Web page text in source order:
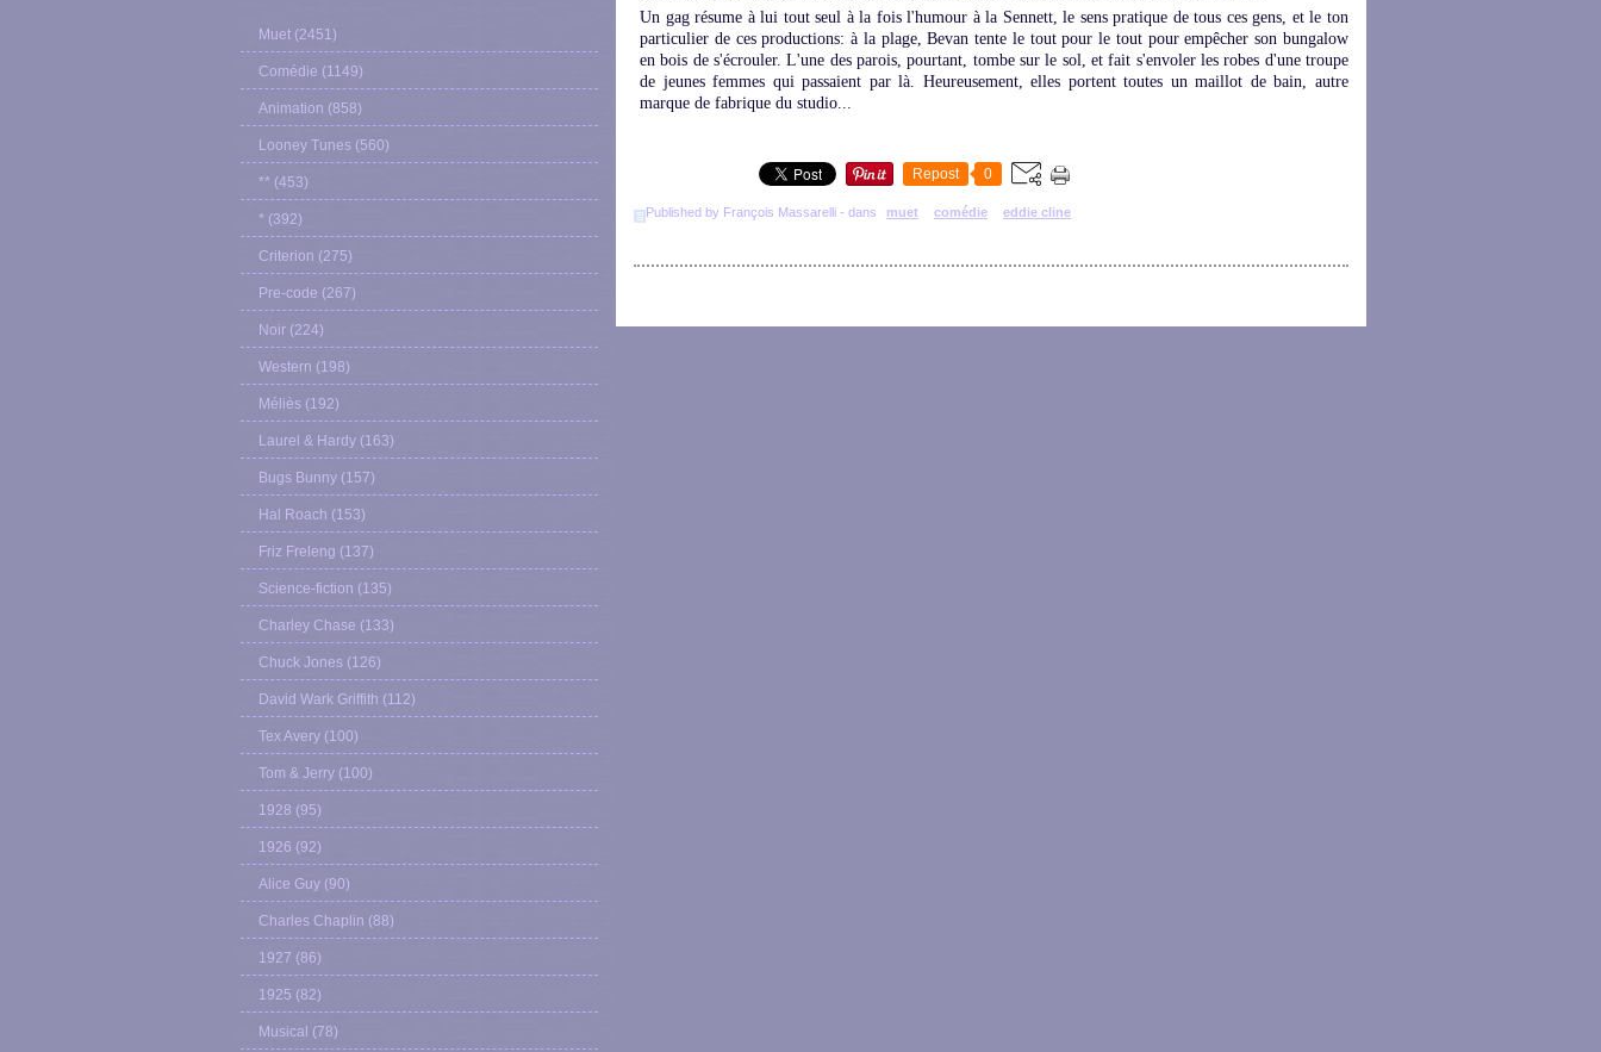
Muet (2451)
Comédie (1149)
Animation (858)
Looney Tunes (560)
** (453)
* (392)
Criterion (275)
Pre-code (267)
Noir (224)
Western (198)
Méliès (192)
Laurel & Hardy (163)
Bugs Bunny (157)
Hal Roach (153)
Friz Freleng (137)
Science-fiction (135)
Charley Chase (133)
Chuck Jones (126)
David Wark Griffith (112)
Tex Avery (100)
Tom & Jerry (100)
1928 (95)
1926 (92)
Alice Guy (90)
Charles Chaplin (88)
1927 (86)
1925 (82)
Musical (78)
Un gag résume à lui tout seul à la fois l'humour à la Sennett, le sens pratique de tous ces gens, et le ton
particulier de ces productions: à la plage, Bevan tente le tout pour le tout pour empêcher son bungalow
en bois de s'écrouler. L'une des parois, pourtant, tombe sur le sol, et fait s'envoler les robes d'une troupe
de jeunes femmes qui passaient par là. Heureusement, elles portent toutes un maillot de bain, autre
marque de fabrique du studio...
Repost 0
Published by François Massarelli - dans muet comédie eddie cline